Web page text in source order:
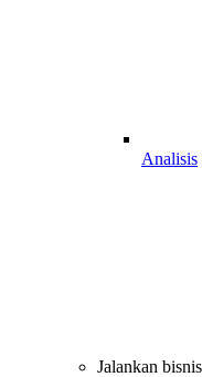
Analisis
Jalankan